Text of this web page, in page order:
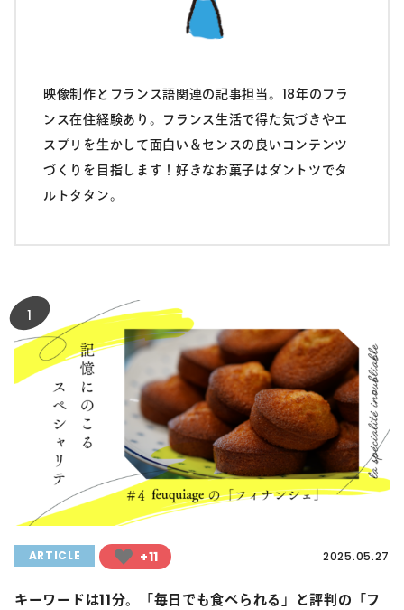
映像制作とフランス語関連の記事担当。18年のフラ
ンス在住経験あり。フランス生活で得た気づきやエ
スプリを生かして面白い＆センスの良いコンテンツ
づくりを目指します！好きなお菓子はダントツでタ
ルトタタン。
1
ARTICLE +11 2025.05.27
キーワードは11分。「毎日でも食べられる」と評判の「フ